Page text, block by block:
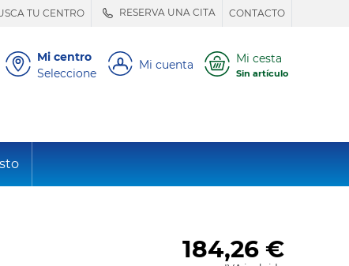
TU CENTRO RESERVA UNA CITA CONTACTO
Mi centro
Seleccione
Mi cuenta Mi cesta
Sin artículo
184,26 €